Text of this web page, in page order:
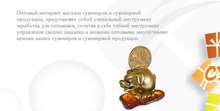
Оптовый интернет магазин сувениров и сувенирной
продукции, представляет собой уникальный инструмент
заработка для оптовиков, сочетая в себе гибкий инструмент
управления своими заказами и низкими оптовыми закупочными
ценами наших сувениров и сувенирной продукции.